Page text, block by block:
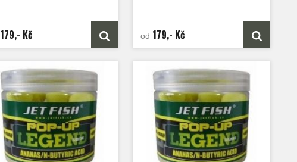
179,- Kč od 179,- Kč